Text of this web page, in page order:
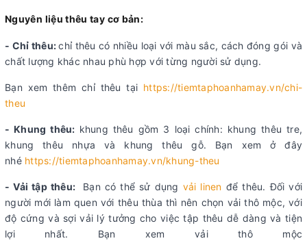
Nguyên liệu thêu tay cơ bản:
- Chỉ thêu:chỉ thêu có nhiều loại với màu sắc, cách đóng gói và
chất lượng khác nhau phù hợp với từng người sử dụng.
Bạn xem thêm chỉ thêu tại https://tiemtaphoanhamay.vn/chi-
theu
- Khung thêu: khung thêu gồm 3 loại chính: khung thêu tre,
khung thêu nhựa và khung thêu gỗ. Bạn xem ở đây
nhé https://tiemtaphoanhamay.vn/khung-theu
- Vải tập thêu: Bạn có thể sử dụng vải linen để thêu. Đối với
người mới làm quen với thêu thùa thì nên chọn vải thô mộc, với
độ cứng và sợi vải lý tưởng cho việc tập thêu dễ dàng và tiện
lợi nhất. Bạn xem vải thô mộc